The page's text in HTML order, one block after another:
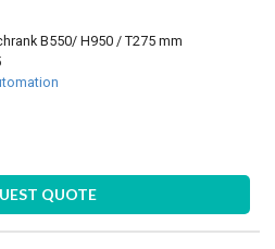
B550/ H950 / T275 mm
QUOTE